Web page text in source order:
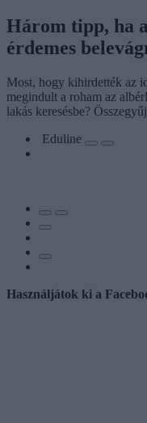
Három tipp, ha
érdemes
Most, hogy kihirdették az
megindult a roham az
lakás keresésbe?
Eduline
Használjátok ki a